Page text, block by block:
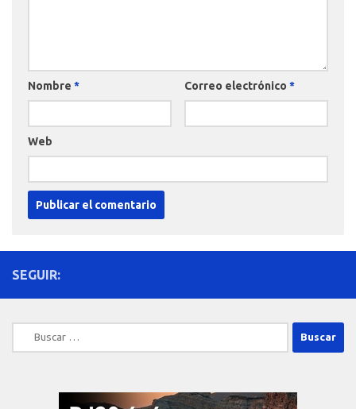
Nombre * Correo electrónico *
Web
SEGUIR:
Buscar: